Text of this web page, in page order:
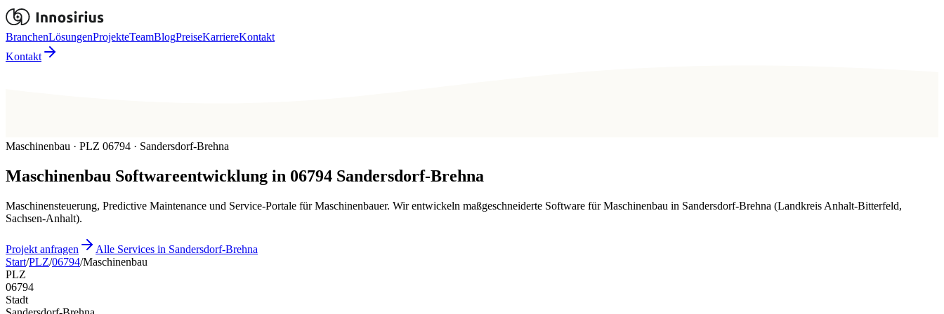
BranchenLösungenProjekteTeamBlogPreiseKarriereKontakt
Kontakt
Maschinenbau · PLZ 06794 · Sandersdorf-Brehna
Maschinenbau Softwareentwicklung in 06794 Sandersdorf-Brehna
Maschinensteuerung, Predictive Maintenance und Service-Portale für Maschinenbauer. Wir entwickeln maßgeschneiderte Software für Maschinenbau in Sandersdorf-Brehna (Landkreis Anhalt-Bitterfeld,
Sachsen-Anhalt).
Projekt anfragen
Alle Services in Sandersdorf-Brehna
Start/PLZ/06794/Maschinenbau
PLZ
06794
Stadt